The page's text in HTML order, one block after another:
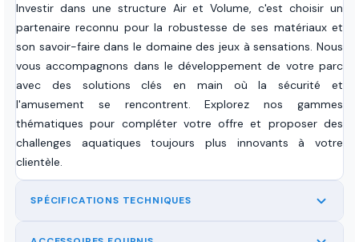
Investir dans une structure Air et Volume, c'est choisir un
partenaire reconnu pour la robustesse de ses matériaux et
son savoir-faire dans le domaine des jeux à sensations. Nous
vous accompagnons dans le développement de votre parc
avec des solutions clés en main où la sécurité et
l'amusement se rencontrent. Explorez nos gammes
thématiques pour compléter votre offre et proposer des
challenges aquatiques toujours plus innovants à votre
clientèle.
SPÉCIFICATIONS TECHNIQUES